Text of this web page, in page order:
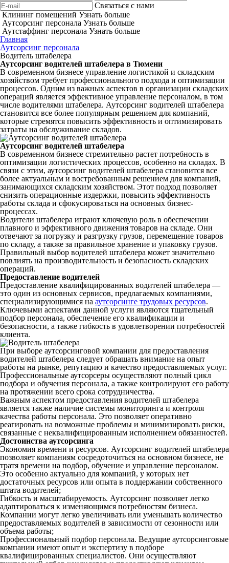
Связаться с нами
Клининг помещений Узнать больше
Аутсорсинг персонала Узнать больше
Аутстаффинг персонала Узнать больше
Главная
Аутсорсинг персонала
Водитель штабелера
Аутсорсинг водителей штабелера в Тюмени
В современном бизнесе управление логистикой и складским
хозяйством требует профессионального подхода и оптимизации
процессов. Одним из важных аспектов в организации складских
операций является эффективное управление персоналом, в том
числе водителями штабелера. Аутсорсинг водителей штабелера
становится все более популярным решением для компаний,
которые стремятся повысить эффективность и оптимизировать
затраты на обслуживание складов.
Аутсорсинг водителей штабелера
В современном бизнесе стремительно растет потребность в
оптимизации логистических процессов, особенно на складах. В
связи с этим, аутсорсинг водителей штабелера становится все
более актуальным и востребованным решением для компаний,
занимающихся складским хозяйством. Этот подход позволяет
снизить операционные издержки, повысить эффективность
работы склада и сфокусироваться на основных бизнес-
процессах.
Водители штабелера играют ключевую роль в обеспечении
плавного и эффективного движения товаров на складе. Они
отвечают за погрузку и разгрузку грузов, перемещение товаров
по складу, а также за правильное хранение и упаковку грузов.
Правильный выбор водителей штабелера может значительно
повлиять на производительность и безопасность складских
операций.
Предоставление водителей
Предоставление квалифицированных водителей штабелера —
это один из основных сервисов, предлагаемых компаниями,
специализирующимися на аутсорсинге трудовых ресурсов.
Ключевыми аспектами данной услуги являются тщательный
подбор персонала, обеспечение его квалификации и
безопасности, а также гибкость в удовлетворении потребностей
клиента.
При выборе аутсорсинговой компании для предоставления
водителей штабелера следует обращать внимание на опыт
работы на рынке, репутацию и качество предоставляемых услуг.
Профессиональные аутсорсеры осуществляют полный цикл
подбора и обучения персонала, а также контролируют его работу
на протяжении всего срока сотрудничества.
Важным аспектом предоставления водителей штабелера
является также наличие системы мониторинга и контроля
качества работы персонала. Это позволяет оперативно
реагировать на возможные проблемы и минимизировать риски,
связанные с неквалифицированным исполнением обязанностей.
Достоинства аутсорсинга
Экономия времени и ресурсов. Аутсорсинг водителей штабелера
позволяет компаниям сосредоточиться на основном бизнесе, не
тратя времени на подбор, обучение и управление персоналом.
Это особенно актуально для компаний, у которых нет
достаточных ресурсов или опыта в поддержании собственного
штата водителей;
Гибкость и масштабируемость. Аутсорсинг позволяет легко
адаптироваться к изменяющимся потребностям бизнеса.
Компании могут легко увеличивать или уменьшать количество
предоставляемых водителей в зависимости от сезонности или
объема работы;
Профессиональный подбор персонала. Ведущие аутсорсинговые
компании имеют опыт и экспертизу в подборе
квалифицированных специалистов. Они осуществляют